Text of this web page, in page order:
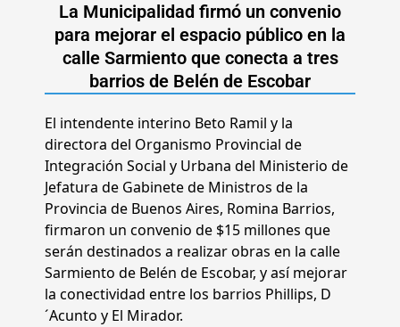
La Municipalidad firmó un convenio
para mejorar el espacio público en la
calle Sarmiento que conecta a tres
barrios de Belén de Escobar
El intendente interino Beto Ramil y la
directora del Organismo Provincial de
Integración Social y Urbana del Ministerio de
Jefatura de Gabinete de Ministros de la
Provincia de Buenos Aires, Romina Barrios,
firmaron un convenio de $15 millones que
serán destinados a realizar obras en la calle
Sarmiento de Belén de Escobar, y así mejorar
la conectividad entre los barrios Phillips, D
´Acunto y El Mirador.